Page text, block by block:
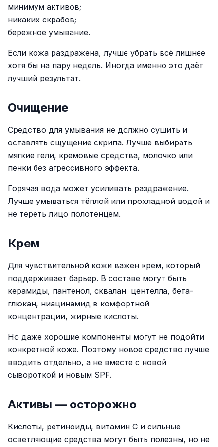
минимум активов;
никаких скрабов;
бережное умывание.
Если кожа раздражена, лучше убрать всё лишнее
хотя бы на пару недель. Иногда именно это даёт
лучший результат.
Очищение
Средство для умывания не должно сушить и
оставлять ощущение скрипа. Лучше выбирать
мягкие гели, кремовые средства, молочко или
пенки без агрессивного эффекта.
Горячая вода может усиливать раздражение.
Лучше умываться тёплой или прохладной водой и
не тереть лицо полотенцем.
Крем
Для чувствительной кожи важен крем, который
поддерживает барьер. В составе могут быть
керамиды, пантенол, сквалан, центелла, бета-
глюкан, ниацинамид в комфортной
концентрации, жирные кислоты.
Но даже хорошие компоненты могут не подойти
конкретной коже. Поэтому новое средство лучше
вводить отдельно, а не вместе с новой
сывороткой и новым SPF.
Активы — осторожно
Кислоты, ретиноиды, витамин C и сильные
осветляющие средства могут быть полезны, но не